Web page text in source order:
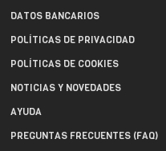
DATOS BANCARIOS
POLÍTICAS DE PRIVACIDAD
POLÍTICAS DE COOKIES
NOTICIAS Y NOVEDADES
AYUDA
PREGUNTAS FRECUENTES (FAQ)